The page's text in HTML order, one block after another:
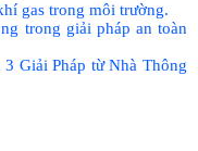
gas trong môi trường.
trong giải pháp an toàn
Giải Pháp từ Nhà Thông